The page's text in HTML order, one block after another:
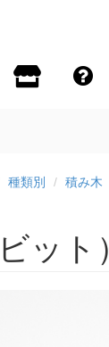
種類別 積み木
ット）